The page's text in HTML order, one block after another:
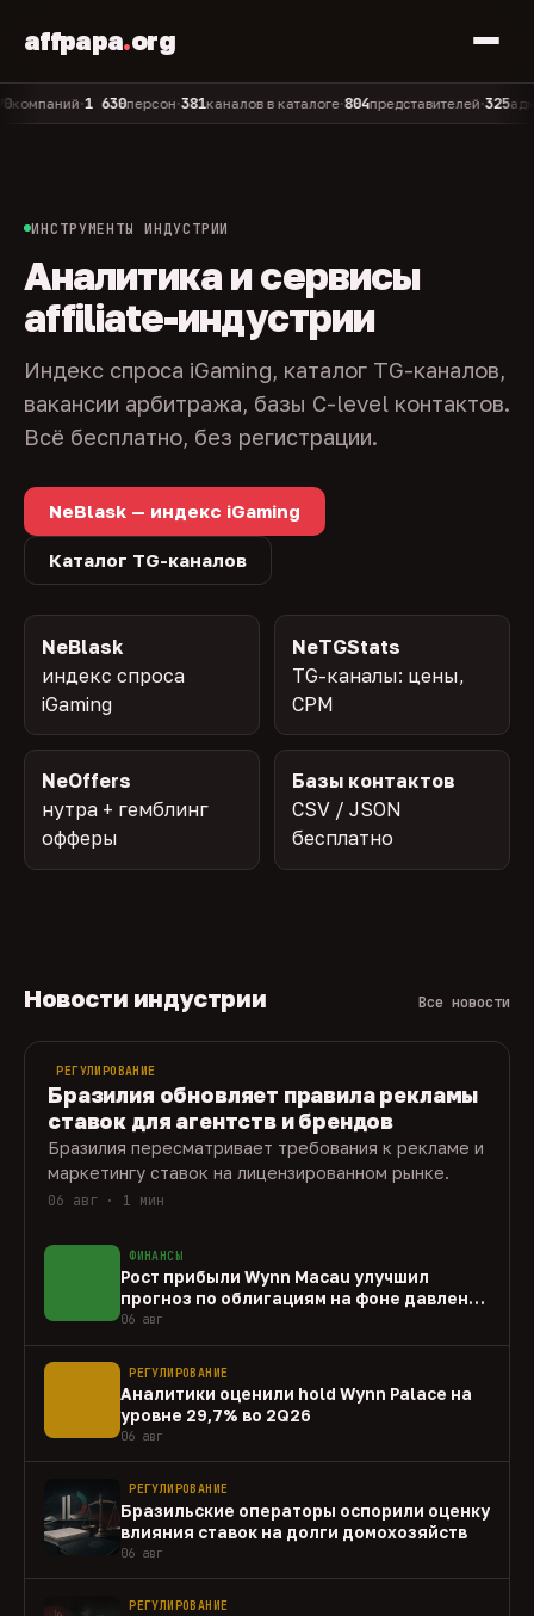
affpapa.org
•1 630персон•381каналов в каталоге•804представителей•325
ИНСТРУМЕНТЫ ИНДУСТРИИ
Аналитика и сервисы
affiliate-индустрии
Индекс спроса iGaming, каталог TG-каналов,
вакансии арбитража, базы C-level контактов.
Всё бесплатно, без регистрации.
NeBlask — индекс iGaming
Каталог TG-каналов
NeBlask
индекс спроса
iGaming
NeTGStats
TG-каналы: цены,
CPM
NeOffers
нутра + гемблинг
офферы
Базы контактов
CSV / JSON
бесплатно
Новости индустрии Все новости
РЕГУЛИРОВАНИЕ
Бразилия обновляет правила рекламы
ставок для агентств и брендов
Бразилия пересматривает требования к рекламе и
маркетингу ставок на лицензированном рынке.
06 авг · 1 мин
ФИНАНСЫ
Рост прибыли Wynn Macau улучшил
прогноз по облигациям на фоне давления
capex
06 авг
РЕГУЛИРОВАНИЕ
Аналитики оценили hold Wynn Palace на
уровне 29,7% во 2Q26
06 авг
РЕГУЛИРОВАНИЕ
Бразильские операторы оспорили оценку
влияния ставок на долги домохозяйств
06 авг
РЕГУЛИРОВАНИЕ